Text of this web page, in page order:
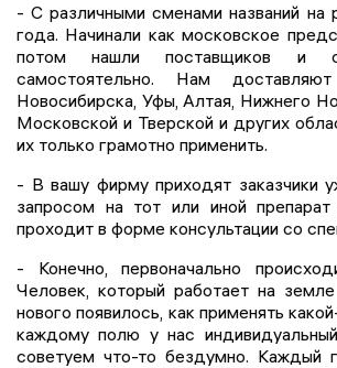
- С различными сменами названий
года. Начинали как московское
потом нашли поставщиков и
самостоятельно. Нам
Новосибирска, Уфы, Алтая, Нижнего
Московской и Тверской и других
их только грамотно применить.
- В вашу фирму приходят заказчики
запросом на тот или иной
проходит в форме консультации со
- Конечно, первоначально
Человек, который работает на
нового появилось, как применять
каждому полю у нас
советуем что-то бездумно. Каждый